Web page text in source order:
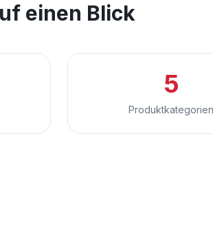
einen Blick
5
Produktkategorien